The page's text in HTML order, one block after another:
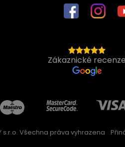
Zákaznické recenze
s.r.o. Všechna práva vyhrazena